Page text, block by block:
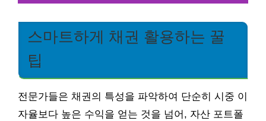
스마트하게 채권 활용하는 꿀
팁
전문가들은 채권의 특성을 파악하여 단순히 시중 이
자율보다 높은 수익을 얻는 것을 넘어, 자산 포트폴